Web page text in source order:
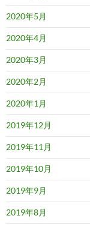
2020年5月
2020年4月
2020年3月
2020年2月
2020年1月
2019年12月
2019年11月
2019年10月
2019年9月
2019年8月